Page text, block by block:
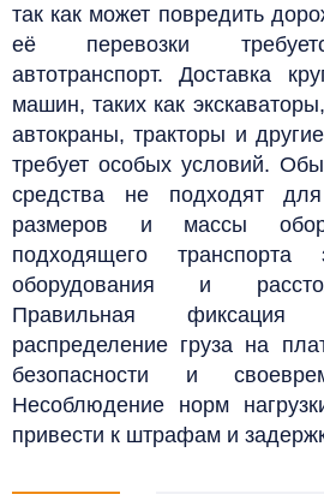
так как может повредить
её перевозки
автотранспорт. Доставка
машин, таких как
автокраны, тракторы и
требует особых условий.
средства не подходят
размеров и массы
подходящего
оборудования и
Правильная фиксация
распределение груза на
безопасности и
Несоблюдение норм
привести к штрафам и